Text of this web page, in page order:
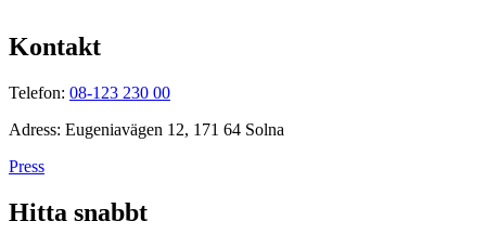
Kontakt
Telefon: 08-123 230 00
Adress: Eugeniavägen 12, 171 64 Solna
Press
Hitta snabbt